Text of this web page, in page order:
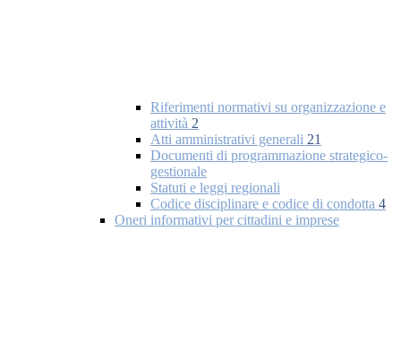
Riferimenti normativi su organizzazione e
attività 2
Atti amministrativi generali 21
Documenti di programmazione strategico-
gestionale
Statuti e leggi regionali
Codice disciplinare e codice di condotta 4
Oneri informativi per cittadini e imprese